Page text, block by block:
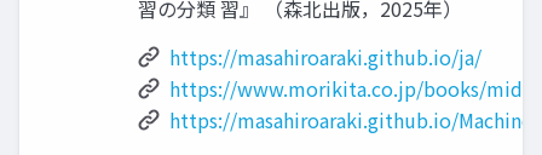
習の分類 習』 （森北出版，2025年）
https://masahiroaraki.github.io/ja/
https://www.morikita.co.jp/books/mid/
https://masahiroaraki.github.io/